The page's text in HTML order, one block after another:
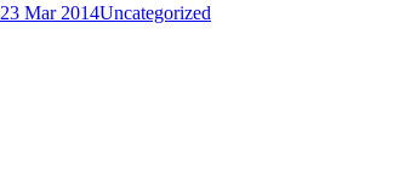
23 Mar 2014Uncategorized